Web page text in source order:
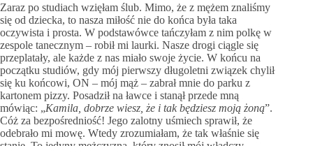
Zaraz po studiach wzięłam ślub. Mimo, że z mężem znaliśmy
się od dziecka, to nasza miłość nie do końca była taka
oczywista i prosta. W podstawówce tańczyłam z nim polkę w
zespole tanecznym – robił mi laurki. Nasze drogi ciągle się
przeplatały, ale każde z nas miało swoje życie. W końcu na
początku studiów, gdy mój pierwszy długoletni związek chylił
się ku końcowi, ON – mój mąż – zabrał mnie do parku z
kartonem pizzy. Posadził na ławce i stanął przede mną
mówiąc: „Kamila, dobrze wiesz, że i tak będziesz moją żoną”.
Cóż za bezpośredniość! Jego zalotny uśmiech sprawił, że
odebrało mi mowę. Wtedy zrozumiałam, że tak właśnie się